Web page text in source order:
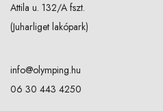
Attila u. 132/A fszt.
(Juharliget lakópark)
info@olymping.hu
06 30 443 4250